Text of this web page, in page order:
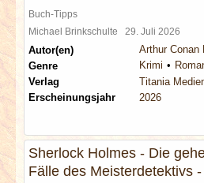
LINKS
ARCHIV
Buch-Tipps
Michael Brinkschulte 29. Juli 2026
Autor(en) Arthur Conan
Genre
Krimi
Verlag
Titania
Erscheinungsjahr
2026
Sherlock Holmes - Die
Fälle des Meisterdetektivs